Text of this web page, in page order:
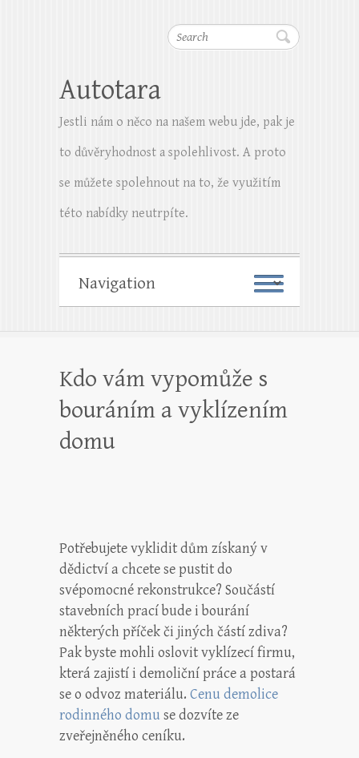
Search
Autotara
Jestli nám o něco na našem webu jde, pak je
to důvěryhodnost a spolehlivost. A proto
se můžete spolehnout na to, že využitím
této nabídky neutrpíte.
Kdo vám vypomůže s
bouráním a vyklízením
domu
Potřebujete vyklidit dům získaný v
dědictví a chcete se pustit do
svépomocné rekonstrukce? Součástí
stavebních prací bude i bourání
některých příček či jiných částí zdiva?
Pak byste mohli oslovit vyklízecí firmu,
která zajistí i demoliční práce a postará
se o odvoz materiálu. Cenu demolice
rodinného domu se dozvíte ze
zveřejněného ceníku.